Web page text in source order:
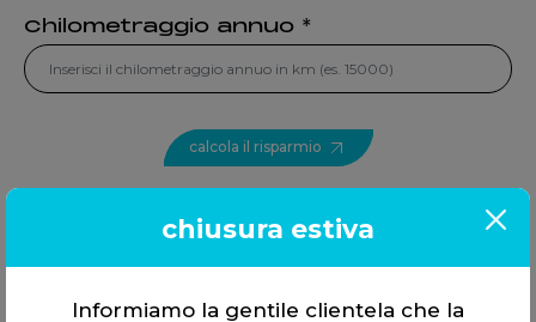
Chilometraggio annuo *
calcola il risparmio
chiusura estiva
Informiamo la gentile clientela che la